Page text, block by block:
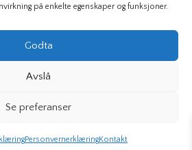
på enkelte egenskaper og funksjoner.
Godta
Avslå
Se preferanser
PersonvernerklæringKontakt
informasjonskapsler